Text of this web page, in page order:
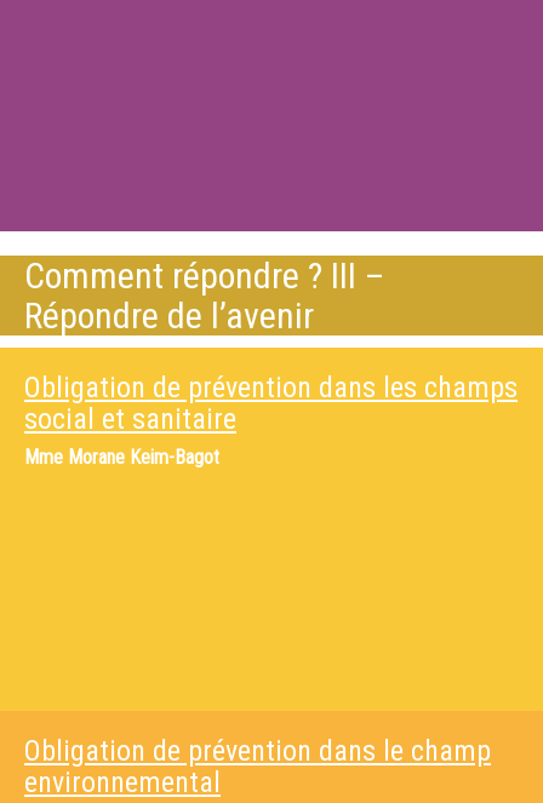
Comment répondre ? III –
Répondre de l’avenir
Obligation de prévention dans les champs
social et sanitaire
Mme Morane Keim-Bagot
Obligation de prévention dans le champ
environnemental